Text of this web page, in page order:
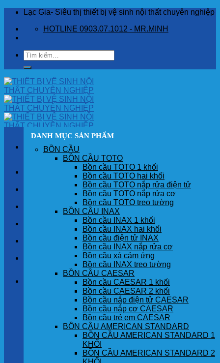
Skip
content
Lạc Gia- Siêu thị thiết bị vệ sinh nội thất chuyên nghiệp
HOTLINE 0903.07.1012 - MR.MINH
Tìm
kiếm:
SẢN PHẨM
GÓC KHÁCH HÀNG
Chưa có sản phẩm trong giỏ hàng.
DANH MỤC SẢN PHẨM
BỒN CẦU
BỒN CẦU TOTO
Bồn cầu TOTO 1 khối
Bồn cầu TOTO hai khối
Bồn cầu TOTO nắp rửa điện tử
Bồn cầu TOTO nắp rửa cơ
Bồn cầu TOTO treo tường
BỒN CẦU INAX
Bồn cầu INAX 1 khối
Bồn cầu INAX hai khối
Bồn cầu điện tử INAX
Bồn cầu INAX nắp rửa cơ
Bồn cầu xả cảm ứng
Bồn cầu INAX treo tường
BỒN CẦU CAESAR
Bồn cầu CAESAR 1 khối
Bồn cầu CAESAR 2 khối
Bồn cầu nắp điện tử CAESAR
Bồn cầu nắp cơ CAESAR
Bồn cầu trẻ em CAESAR
BỒN CẦU AMERICAN STANDARD
BỒN CẦU AMERICAN STANDARD 1
KHỐI
BỒN CẦU AMERICAN STANDARD 2